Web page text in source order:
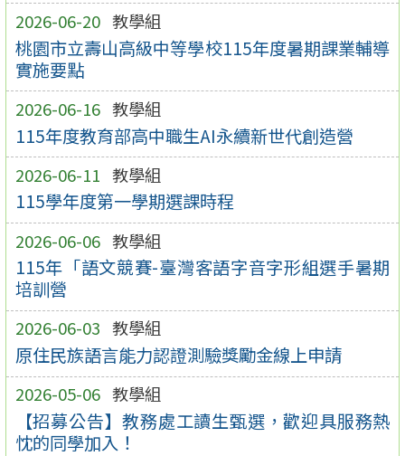
2026-06-20 教學組
桃園市立壽山高級中等學校115年度暑期課業輔導
實施要點
2026-06-16 教學組
115年度教育部高中職生AI永續新世代創造營
2026-06-11 教學組
115學年度第一學期選課時程
2026-06-06 教學組
115年「語文競賽-臺灣客語字音字形組選手暑期
培訓營
2026-06-03 教學組
原住民族語言能力認證測驗獎勵金線上申請
2026-05-06 教學組
【招募公告】教務處工讀生甄選，歡迎具服務熱
忱的同學加入！